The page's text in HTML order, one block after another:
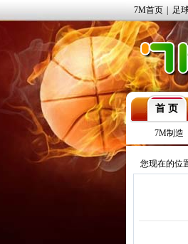
7M首页 足
首 页
7M制造
您现在的位